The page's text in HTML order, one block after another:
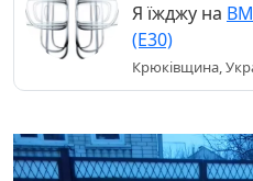
Я їжджу на
(E30)
Крюківщина,